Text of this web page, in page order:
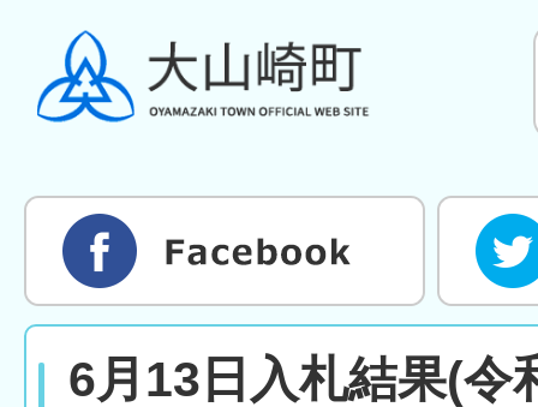
6月13日入札結果(令